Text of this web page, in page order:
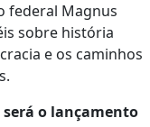
federal Magnus
sobre história
e os caminhos
o lançamento